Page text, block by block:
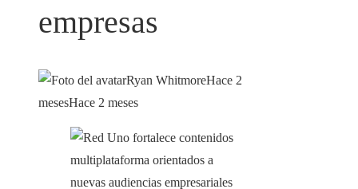
empresas
Ryan WhitmoreHace 2
mesesHace 2 meses